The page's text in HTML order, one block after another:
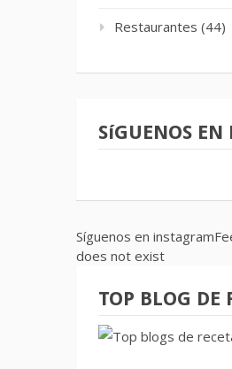
Restaurantes (44)
SíGUENOS EN
Síguenos en
does not exist
TOP BLOG DE